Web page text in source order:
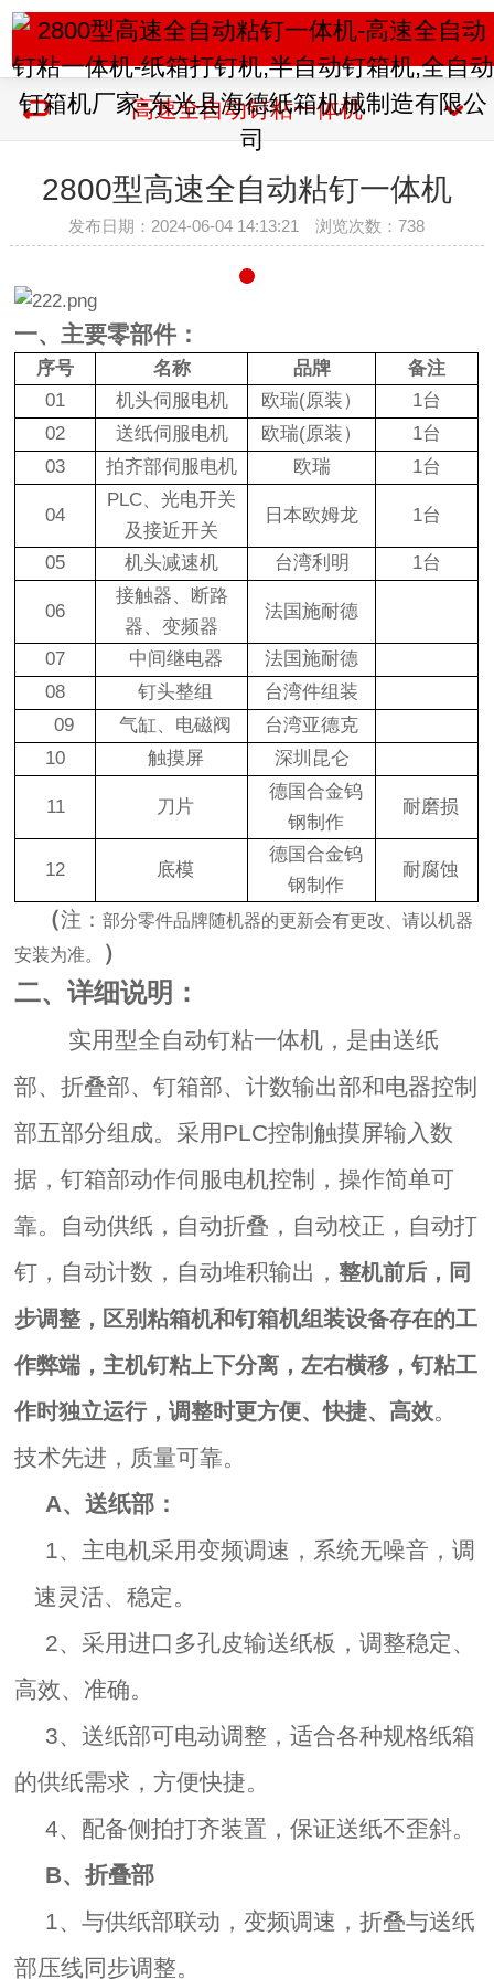
高速全自动钉粘一体机
2800型高速全自动粘钉一体机
发布日期：2024-06-04 14:13:21 浏览次数：738
一、 主要零部件：
序号 名称 品牌
备注
01
机头伺服电机 欧瑞(原装） 1台
02
送纸伺服电机 欧瑞(原装） 1台
03
拍齐部伺服电机 欧瑞 1台
04
PLC、光电开关
及接近开关
日本欧姆龙 1台
05 机头减速机 台湾利明 1台
06
接触器、断路
器、变频器
法国施耐德
07 中间继电器
法国施耐德
08
钉头整组
台湾件组装
09
气缸、电磁阀
台湾亚德克
10
触摸屏 深圳昆仑
11 刀片
德国合金钨
钢制作
耐磨损
12 底模
德国合金钨
钢制作
耐腐蚀
（注：部分零件品牌随机器的更新会有更改、请以机器
安装为准。
）
二、详细说明：
实用型全自动钉粘一体机，是由送纸
部、折叠部、钉箱部、计数输出部和电器控制
部五部分组成。采用PLC控制触摸屏输入数
据，钉箱部动作伺服电机控制，操作简单可
靠。自动供纸，自动折叠，自动校正，自动打
钉，自动计数，自动堆积输出，整机前后，同
步调整，区别粘箱机和钉箱机组装设备存在的工
作弊端，主机钉粘上下分离，左右横移，钉粘工
作时独立运行，调整时更方便、快捷、高效。
技术先进，质量可靠。
A、送纸部：
1、主电机采用变频调速，系统无噪音，调
速灵活、稳定。
2、采用进口多孔皮输送纸板，调整稳定、
高效、准确。
3、送纸部可电动调整，适合各种规格纸箱
的供纸需求，方便快捷。
4、配备侧拍打齐装置，保证送纸不歪斜。
B、折叠部
1、与供纸部联动，变频调速，折叠与送纸
部压线同步调整。